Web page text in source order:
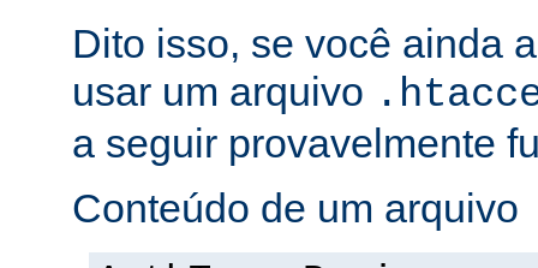
Dito isso, se você ainda
usar um arquivo
a seguir provavelmente
Conteúdo de um arquivo